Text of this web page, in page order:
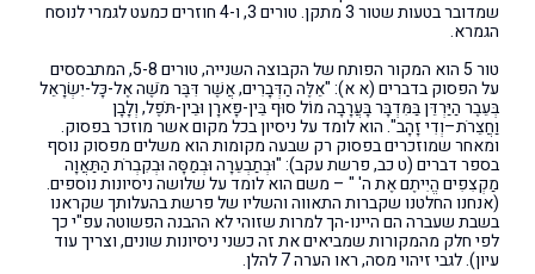
שמדובר בטעות שטור 3 מתקן. טורים 3, ו-4 חוזרים כמעט לגמרי לנוסח
הגמרא.
טור 5 הוא המקור הפותח של הקבוצה השנייה, טורים 5-8, המתבססים
על הפסוק בדברים (א א): "אֵלֶּה הַדְּבָרִים, אֲשֶׁר דִּבֶּר מֹשֶׁה אֶל-כָּל-יִשְׂרָאֵל
בְּעֵבֶר הַיַּרְדֵּן בַּמִּדְבָּר בָּעֲרָבָה מוֹל סוּף בֵּין-פָּארָן וּבֵין-תֹּפֶל, וְלָבָן
וַחֲצֵרֹת–וְדִי זָהָב". הוא לומד על ניסיון בכל מקום אשר מוזכר בפסוק.
ומאחר שמוזכרים בפסוק רק שבעה מקומות הוא משלים מפסוק נוסף
בספר דברים (ט כב, פרשת עקב): "וּבְתַבְעֵרָה וּבְמַסָּה וּבְקִבְרֹת הַתַּאֲוָה
מַקְצִפִים הֱיִיתֶם אֶת ה' " – משם הוא לומד על שלושה ניסיונות נוספים.
(אנחנו החלטנו שקברות התאווה והש‎ליו של פרשת בהעלותך שקראנו
בשבת שעברה הם היינו-הך למרות שזוהי לא ההבנה הפשוטה עפ"י כך
לפי חלק מהמקורות שמביאים את זה כשני ניסיונות שונים, וצריך עוד
עיון). לגבי זיהוי מסה, ראו הערה 7 להלן.